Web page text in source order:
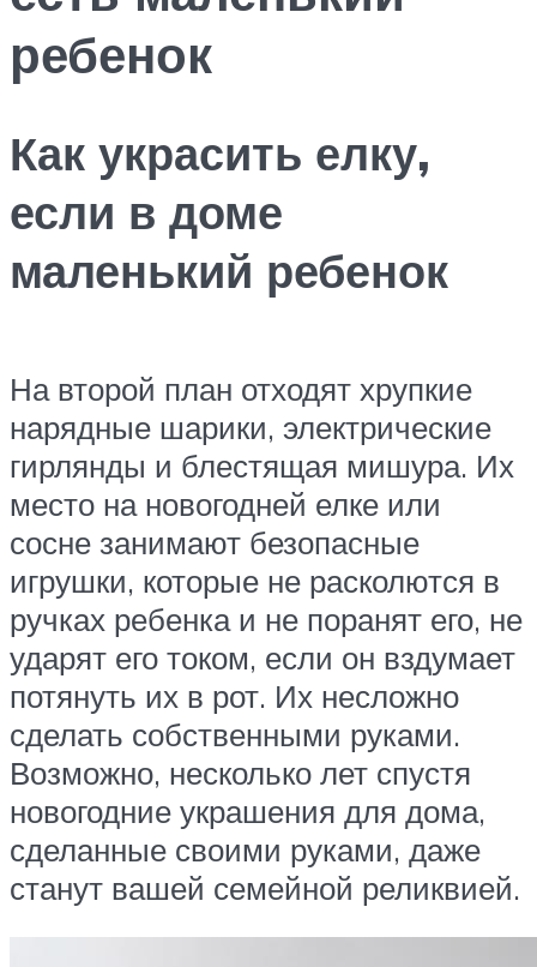
ребенок
Как украсить елку,
если в доме
маленький ребенок
На второй план отходят хрупкие
нарядные шарики, электрические
гирлянды и блестящая мишура. Их
место на новогодней елке или
сосне занимают безопасные
игрушки, которые не расколются в
ручках ребенка и не поранят его, не
ударят его током, если он вздумает
потянуть их в рот. Их несложно
сделать собственными руками.
Возможно, несколько лет спустя
новогодние украшения для дома,
сделанные своими руками, даже
станут вашей семейной реликвией.